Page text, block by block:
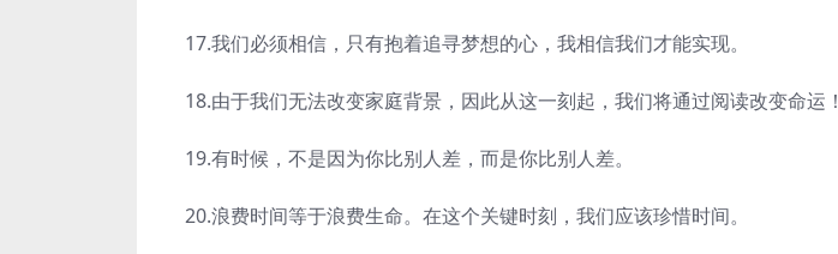
17.我们必须相信，只有抱着追寻梦想的心，我相信我们才能实现。
18.由于我们无法改变家庭背景，因此从这一刻起，我们将通过阅读改变命运！
19.有时候，不是因为你比别人差，而是你比别人差。
20.浪费时间等于浪费生命。在这个关键时刻，我们应该珍惜时间。